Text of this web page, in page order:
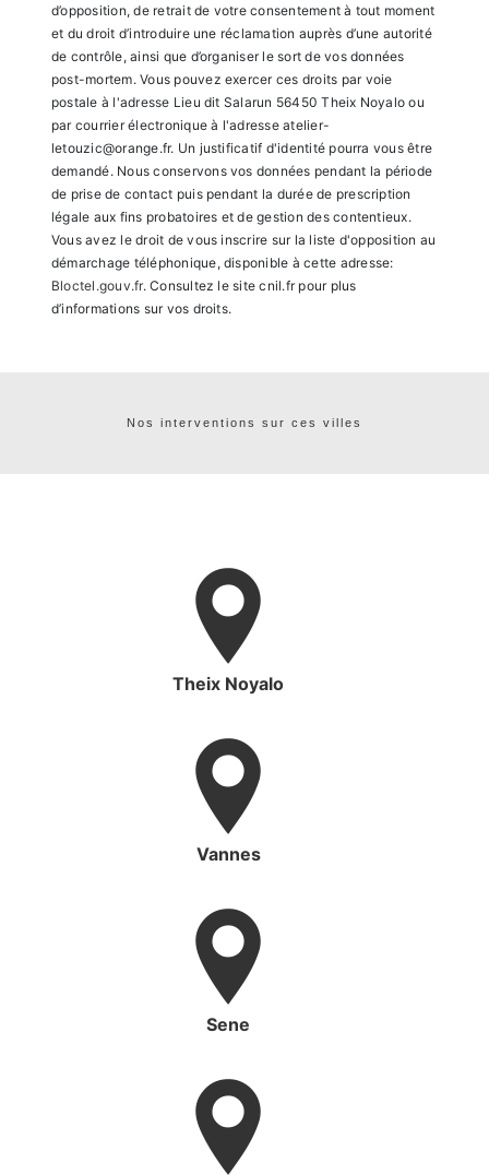
d’opposition, de retrait de votre consentement à tout moment
et du droit d’introduire une réclamation auprès d’une autorité
de contrôle, ainsi que d’organiser le sort de vos données
post-mortem. Vous pouvez exercer ces droits par voie
postale à l'adresse Lieu dit Salarun 56450 Theix Noyalo ou
par courrier électronique à l'adresse atelier-
letouzic@orange.fr. Un justificatif d'identité pourra vous être
demandé. Nous conservons vos données pendant la période
de prise de contact puis pendant la durée de prescription
légale aux fins probatoires et de gestion des contentieux.
Vous avez le droit de vous inscrire sur la liste d'opposition au
démarchage téléphonique, disponible à cette adresse:
Bloctel.gouv.fr. Consultez le site cnil.fr pour plus
d’informations sur vos droits.
Nos interventions sur ces villes
Theix Noyalo
Vannes
Sene